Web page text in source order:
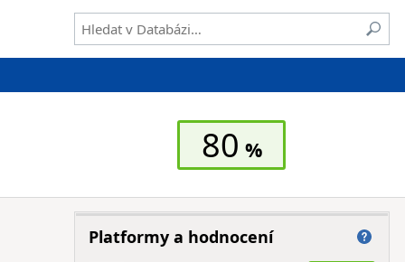
80
Platformy a hodnocení